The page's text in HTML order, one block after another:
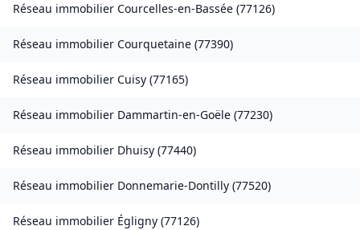
Réseau immobilier Courcelles-en-Bassée (77126)
Réseau immobilier Courquetaine (77390)
Réseau immobilier Cuisy (77165)
Réseau immobilier Dammartin-en-Goële (77230)
Réseau immobilier Dhuisy (77440)
Réseau immobilier Donnemarie-Dontilly (77520)
Réseau immobilier Égligny (77126)